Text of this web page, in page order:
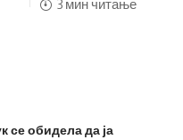
се обидела да ја